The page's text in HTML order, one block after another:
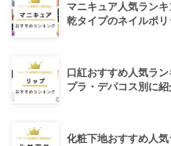
マニキュア人気ラン
乾タイプのネイルポリ
口紅おすすめ人気ラ
プラ・デパコス別に紹
化粧下地おすすめ人